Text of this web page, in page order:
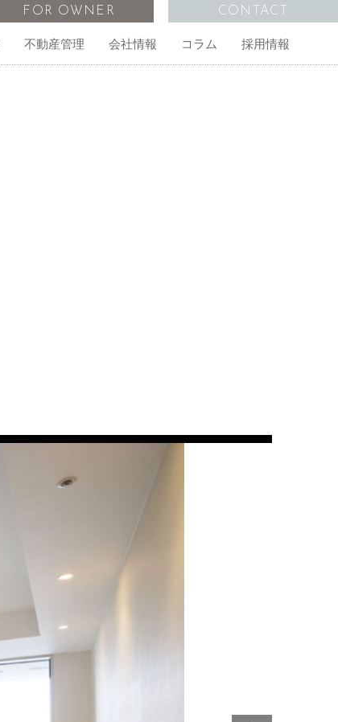
不動産管理 会社情報 コラム 採用情報
FOR OWNER CONTACT